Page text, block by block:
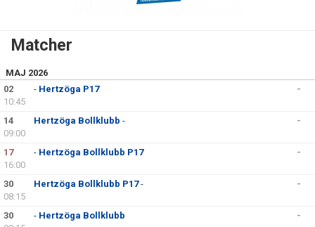
BILDGALLERI
DOKUMENT
KONTAKT
Matcher
MAJ 2026
02
10:45
- Hertzöga P17 -
14
09:00
Hertzöga Bollklubb - -
17
16:00
- Hertzöga Bollklubb P17 -
30
08:15
Hertzöga Bollklubb P17- -
30
- Hertzöga Bollklubb -